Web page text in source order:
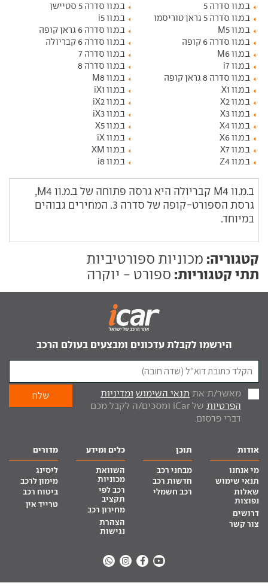
ב.מ.וו סדרה 5
ב.מ.וו סדרה 5 סטיישן
ב.מ.וו סדרה 5 גראן טוריסמו
ב.מ.וו i5
ב.מ.וו M5
ב.מ.וו סדרה 6 גראן קופה
ב.מ.וו סדרה 6 קופה
ב.מ.וו סדרה 6 קבריולה
ב.מ.וו M6
ב.מ.וו סדרה 7
ב.מ.וו i7
ב.מ.וו סדרה 8
ב.מ.וו סדרה 8 גראן קופה
ב.מ.וו M8
ב.מ.וו X1
ב.מ.וו iX1
ב.מ.וו X2
ב.מ.וו iX2
ב.מ.וו X3
ב.מ.וו iX3
ב.מ.וו X4
ב.מ.וו X5
ב.מ.וו X6
ב.מ.וו iX
ב.מ.וו X7
ב.מ.וו XM
ב.מ.וו Z4
ב.מ.וו i8
ב.מ.וו M4 קבריולה היא גרסה פתוחה של ב.מ.וו M4,
גרסת הספורט-קופה של סדרה 3. המחירים גבוהים
במיוחד.
קטגוריה: מכוניות ספורטיביות
תתי קטגוריות: ספורט - יוקרה
הירשמו לקבלת עדכונים ומבצעים בעולם הרכב
מאשר/ת את תנאי השימוש ומדיניות
הפרטיות
של iCar ומסכים/ה לקבל מכם
דברי פרסום.
אודות
מי אנחנו
תנאי שימוש
שאלות
נפוצות
דרושים
צור קשר
תוכן
מבחני רכב
חדשות רכב
רכב חשמלי
כלים ומידע
השוואת
מכוניות
רכב לפי
תקציב
מחירון רכב
הצהרת
נגישות
מדורים
ליסינג
מימון לרכב
ביטוח רכב
טרייד אין